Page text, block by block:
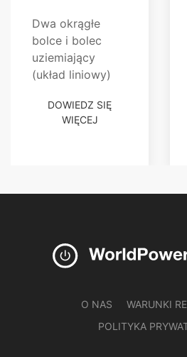
Dwa okrągłe
bolce i bolec
uziemiający
(układ liniowy)
DOWIEDZ SIĘ
WIĘCEJ
O NAS
WARUNKI
POLITYKA